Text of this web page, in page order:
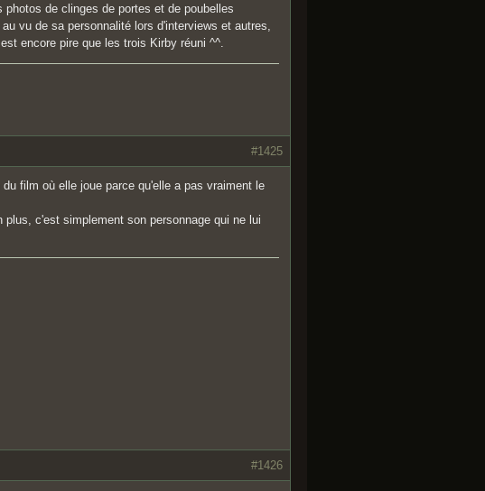
de clinges de portes et de poubelles
vu de sa personnalité lors d'interviews et autres,
encore pire que les trois Kirby réuni ^^.
#1425
film où elle joue parce qu'elle a pas vraiment le
c'est simplement son personnage qui ne lui
#1426